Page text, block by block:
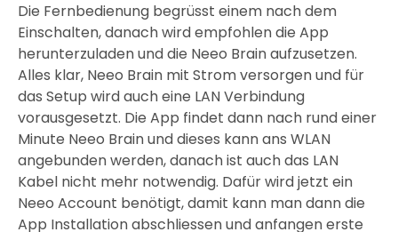
Die Fernbedienung begrüsst einem nach dem
Einschalten, danach wird empfohlen die App
herunterzuladen und die Neeo Brain aufzusetzen.
Alles klar, Neeo Brain mit Strom versorgen und für
das Setup wird auch eine LAN Verbindung
vorausgesetzt. Die App findet dann nach rund einer
Minute Neeo Brain und dieses kann ans WLAN
angebunden werden, danach ist auch das LAN
Kabel nicht mehr notwendig. Dafür wird jetzt ein
Neeo Account benötigt, damit kann man dann die
App Installation abschliessen und anfangen erste